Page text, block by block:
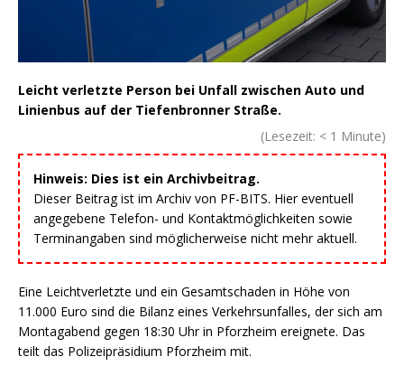
Leicht verletzte Person bei Unfall zwischen Auto und
Linienbus auf der Tiefenbronner Straße.
(Lesezeit: < 1 Minute)
Hinweis: Dies ist ein Archivbeitrag.
Dieser Beitrag ist im Archiv von PF-BITS. Hier eventuell
angegebene Telefon- und Kontaktmöglichkeiten sowie
Terminangaben sind möglicherweise nicht mehr aktuell.
Eine Leichtverletzte und ein Gesamtschaden in Höhe von
11.000 Euro sind die Bilanz eines Verkehrsunfalles, der sich am
Montagabend gegen 18:30 Uhr in Pforzheim ereignete. Das
teilt das Polizeipräsidium Pforzheim mit.